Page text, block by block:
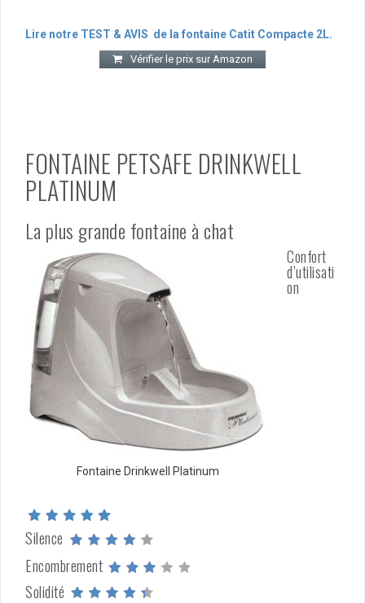
Lire notre TEST & AVIS de la fontaine Catit Compacte 2L.
Vérifier le prix sur Amazon
FONTAINE PETSAFE DRINKWELL
PLATINUM
La plus grande fontaine à chat
Fontaine Drinkwell Platinum
Confort
d’utilisati
on
Silence
Encombrement
Solidité